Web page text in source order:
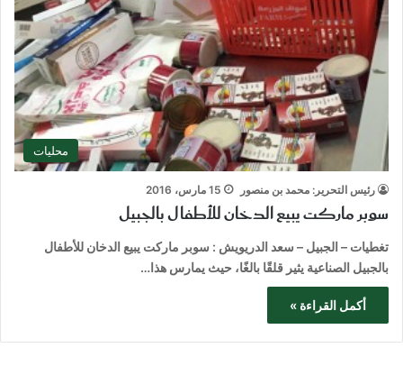
محليات
رئيس التحرير: محمد بن منصور 15 مارس، 2016
سوبر ماركت يبيع الدخان للأطفال بالجبيل
تغطيات – الجبيل – سعد الدريويش : سوبر ماركت يبيع الدخان للأطفال
بالجبيل الصناعية يثير قلقًا بالغًا، حيث يمارس هذا…
أكمل القراءة »